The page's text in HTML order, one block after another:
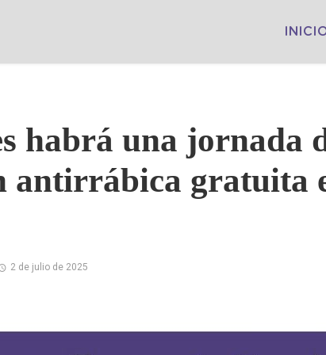
habrá una jornada
antirrábica gratuita
2 de julio de 2025